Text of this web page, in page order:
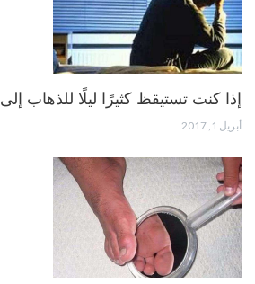
إذا كنت تستيقظ كثيرًا ليلًا للذهاب إلى
أبريل 1, 2017